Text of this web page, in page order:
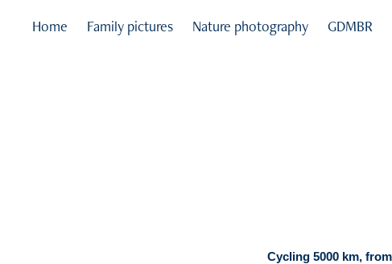
Home Family pictures Nature photography GDMBR
Cycling 5000 km,